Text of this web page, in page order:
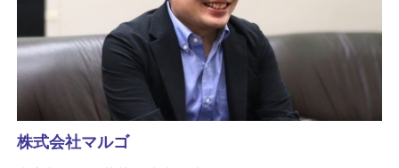
株式会社マルゴ